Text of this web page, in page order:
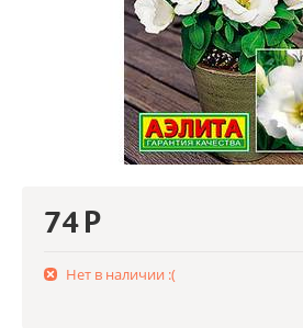
74Р
Нет в наличии :(